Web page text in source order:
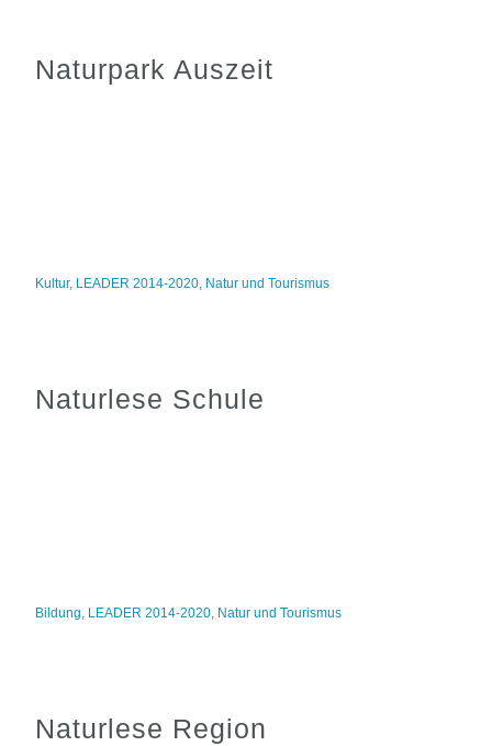
Naturpark Auszeit
Kultur, LEADER 2014-2020, Natur und Tourismus
Naturlese Schule
Bildung, LEADER 2014-2020, Natur und Tourismus
Naturlese Region